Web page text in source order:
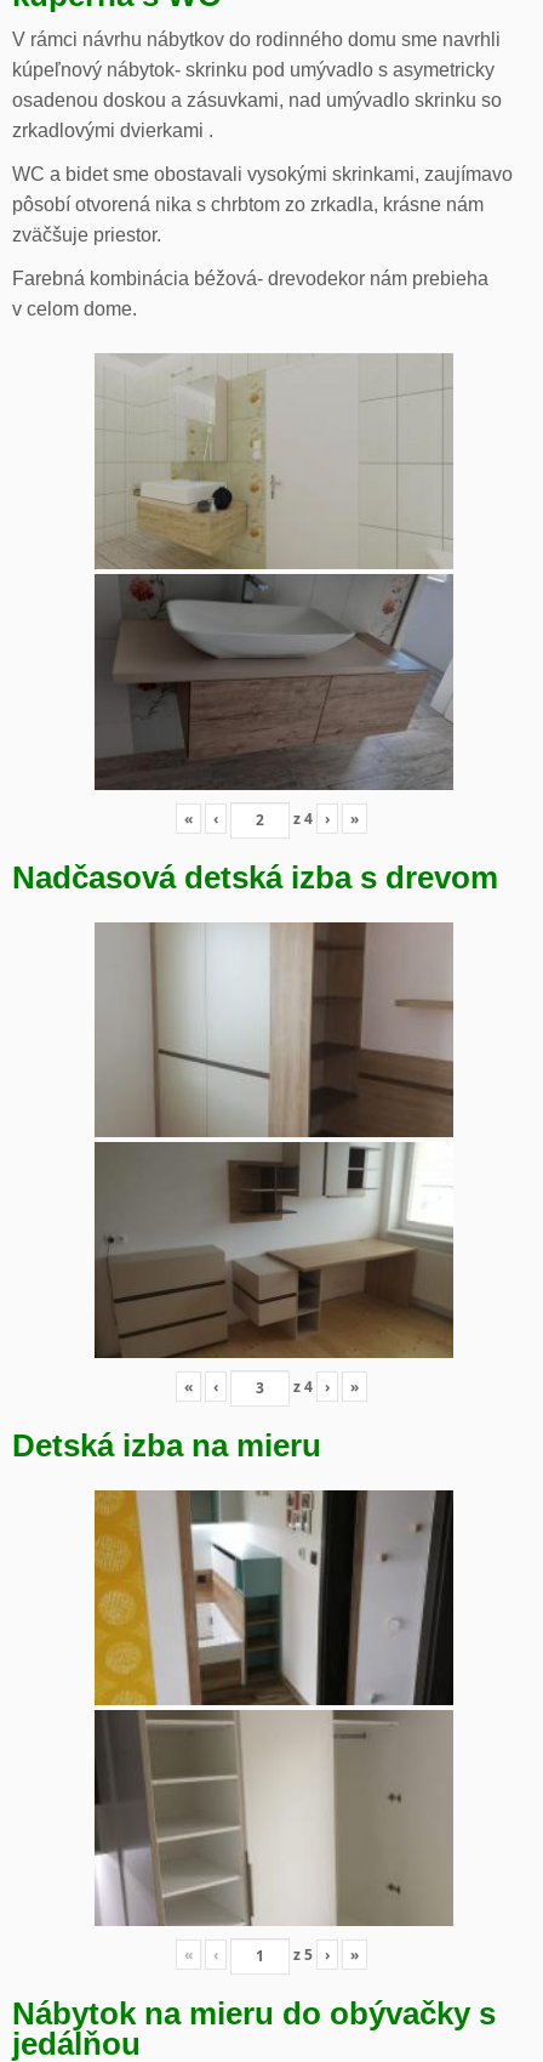
V rámci návrhu nábytkov do rodinného domu sme navrhli
kúpeľnový nábytok- skrinku pod umývadlo s asymetricky
osadenou doskou a zásuvkami, nad umývadlo skrinku so
zrkadlovými dvierkami .
WC a bidet sme obostavali vysokými skrinkami, zaujímavo
pôsobí otvorená nika s chrbtom zo zrkadla, krásne nám
zväčšuje priestor.
Farebná kombinácia béžová- drevodekor nám prebieha
v celom dome.
« ‹ z4 › »
Nadčasová detská izba s drevom
« ‹ z4 › »
Detská izba na mieru
« ‹ z5 › »
Nábytok na mieru do obývačky s
jedálňou